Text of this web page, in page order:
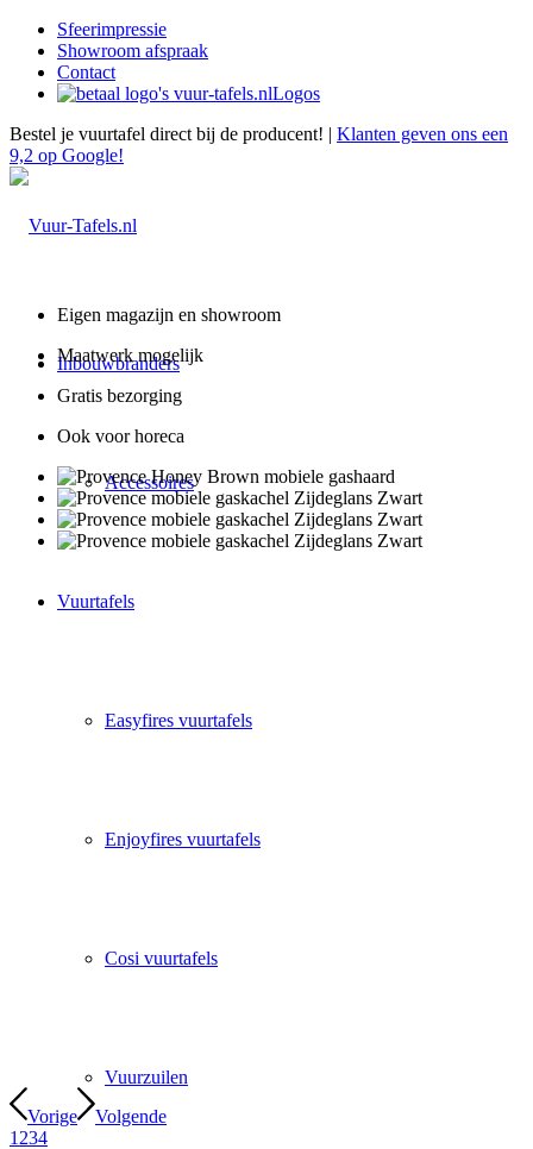
Sfeerimpressie
Showroom afspraak
Contact
Logos
Bestel je vuurtafel direct bij de producent! | Klanten geven ons een
9,2 op Google!
Inbouwbranders
Accessoires
Vuurtafels
Easyfires vuurtafels
Enjoyfires vuurtafels
Cosi vuurtafels
Vuurzuilen
Eigen magazijn en showroom
Maatwerk mogelijk
Gratis bezorging
Ook voor horeca
Vorige
Volgende
1 234